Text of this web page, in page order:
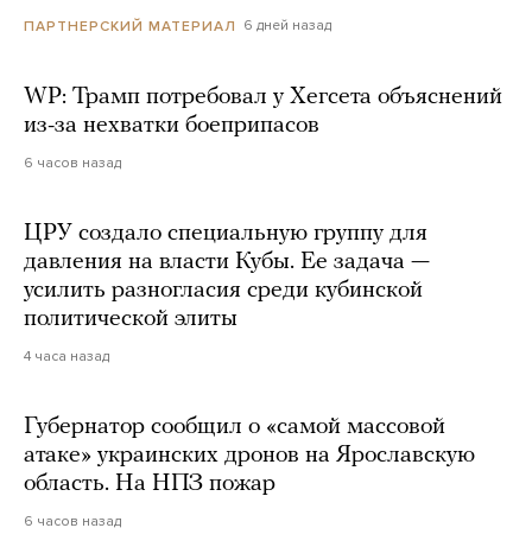
ПАРТНЕРСКИЙ МАТЕРИАЛ 6 дней назад
WP: Трамп потребовал у Хегсета объяснений
из-за нехватки боеприпасов
6 часов назад
ЦРУ создало специальную группу для
давления на власти Кубы. Ее задача —
усилить разногласия среди кубинской
политической элиты
4 часа назад
Губернатор сообщил о «самой массовой
атаке» украинских дронов на Ярославскую
область. На НПЗ пожар
6 часов назад